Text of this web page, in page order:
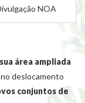
NOA
área ampliada
deslocamento
conjuntos de